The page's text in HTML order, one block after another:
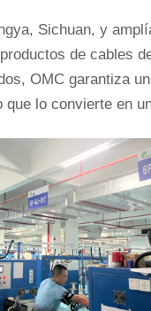
Sichuan, y
productos de cables
OMC garantiza
lo convierte en